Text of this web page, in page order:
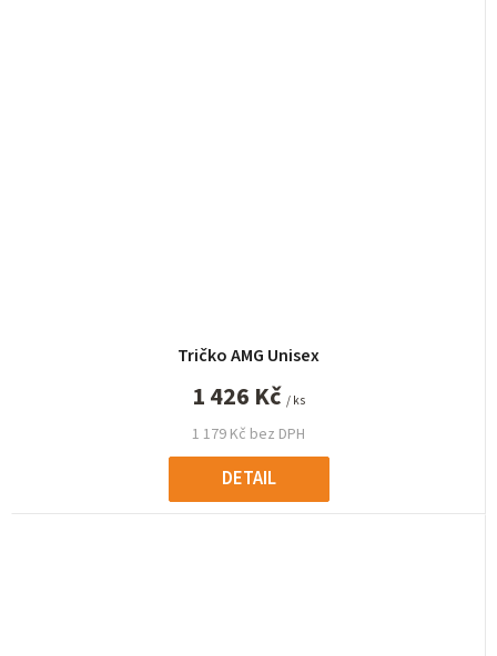
Tričko AMG Unisex
1 179 Kč bez DPH
1 426 Kč / ks
DETAIL